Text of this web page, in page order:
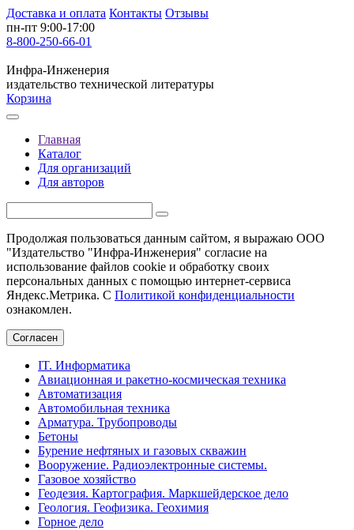
Доставка и оплата Контакты Отзывы
пн-пт 9:00-17:00
8-800-250-66-01
Инфра-Инженерия
издательство технической литературы
Корзина
Главная
Каталог
Для организаций
Для авторов
Продолжая пользоваться данным сайтом, я выражаю ООО
"Издательство "Инфра-Инженерия" согласие на
использование файлов cookie и обработку своих
персональных данных с помощью интернет-сервиса
Яндекс.Метрика. С Политикой конфиденциальности
ознакомлен.
Согласен
IT. Информатика
Авиационная и ракетно-космическая техника
Автоматизация
Автомобильная техника
Арматура. Трубопроводы
Бетоны
Бурение нефтяных и газовых скважин
Вооружение. Радиоэлектронные системы.
Газовое хозяйство
Геодезия. Картография. Маркшейдерское дело
Геология. Геофизика. Геохимия
Горное дело